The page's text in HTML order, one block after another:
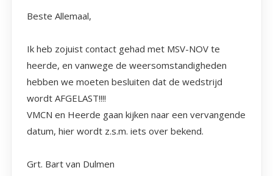
Beste Allemaal,
Ik heb zojuist contact gehad met MSV-NOV te
heerde, en vanwege de weersomstandigheden
hebben we moeten besluiten dat de wedstrijd
wordt AFGELAST!!!!
VMCN en Heerde gaan kijken naar een vervangende
datum, hier wordt z.s.m. iets over bekend.
Grt. Bart van Dulmen